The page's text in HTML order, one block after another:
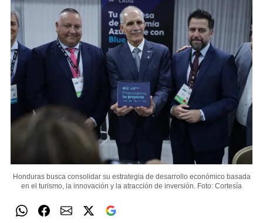
Honduras busca consolidar su estrategia de desarrollo económico basada
en el turismo, la innovación y la atracción de inversión. Foto: Cortesía